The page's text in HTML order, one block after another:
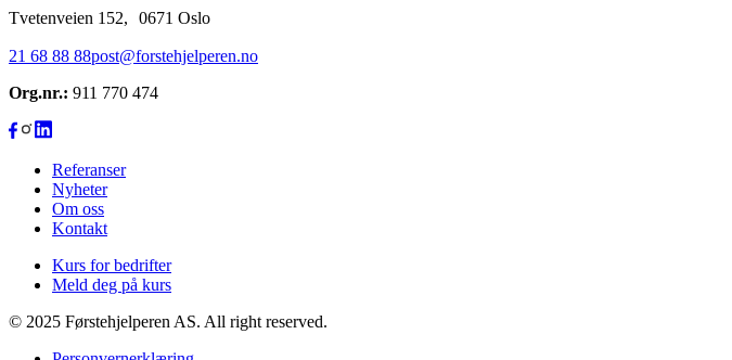
Tvetenveien 152, 0671 Oslo
21 68 88 88post@forstehjelperen.no
Org.nr.: 911 770 474
Referanser
Nyheter
Om oss
Kontakt
Kurs for bedrifter
Meld deg på kurs
© 2025 Førstehjelperen AS. All right reserved.